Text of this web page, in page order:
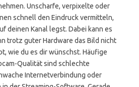
Unscharfe, verpixelte oder
schnell den Eindruck vermitteln,
deinen Kanal legst. Dabei kann es
trotz guter Hardware das Bild nicht
wie du es dir wünschst. Häufige
Qualität sind schlechte
Internetverbindung oder